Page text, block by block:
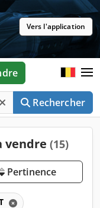
Vers l'application
Rechercher
vendre (15)
Pertinence